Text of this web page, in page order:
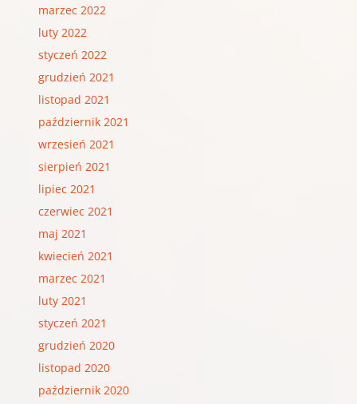
marzec 2022
luty 2022
styczeń 2022
grudzień 2021
listopad 2021
październik 2021
wrzesień 2021
sierpień 2021
lipiec 2021
czerwiec 2021
maj 2021
kwiecień 2021
marzec 2021
luty 2021
styczeń 2021
grudzień 2020
listopad 2020
październik 2020